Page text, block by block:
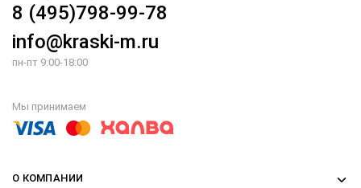
8 (495)798-99-78
info@kraski-m.ru
пн-пт 9:00-18:00
Мы принимаем
О КОМПАНИИ